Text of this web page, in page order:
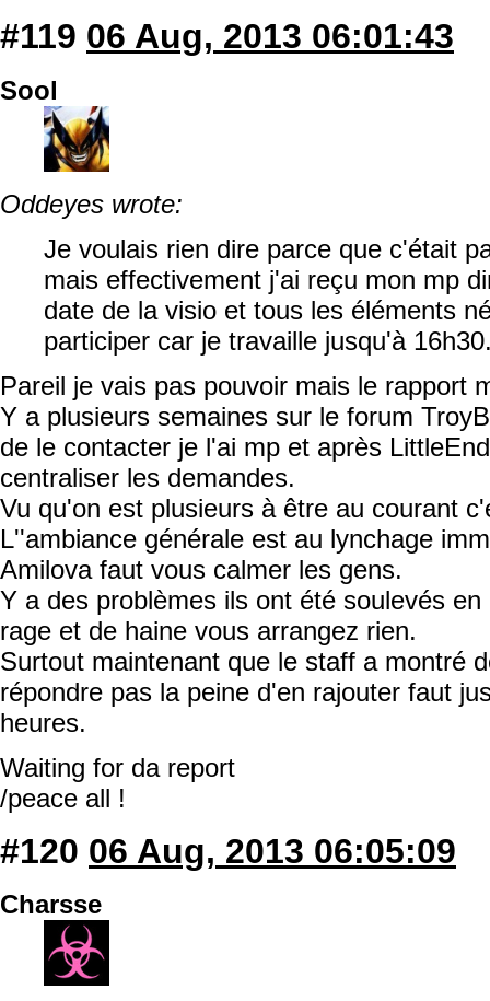
#119 06 Aug, 2013 06:01:43
Sool
Oddeyes wrote:
Je voulais rien dire parce que c'était
mais effectivement j'ai reçu mon mp
date de la visio et tous les éléments
participer car je travaille jusqu'à
Pareil je vais pas pouvoir mais le rapport
Y a plusieurs semaines sur le forum
de le contacter je l'ai mp et après
centraliser les demandes.
Vu qu'on est plusieurs à être au courant
L''ambiance générale est au lynchage
Amilova faut vous calmer les gens.
Y a des problèmes ils ont été soulevés
rage et de haine vous arrangez rien.
Surtout maintenant que le staff a montré
répondre pas la peine d'en rajouter faut
heures.
Waiting for da report
/peace all !
#120 06 Aug, 2013 06:05:09
Charsse